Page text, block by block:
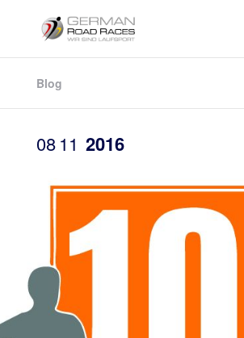
Blog
08 11 2016